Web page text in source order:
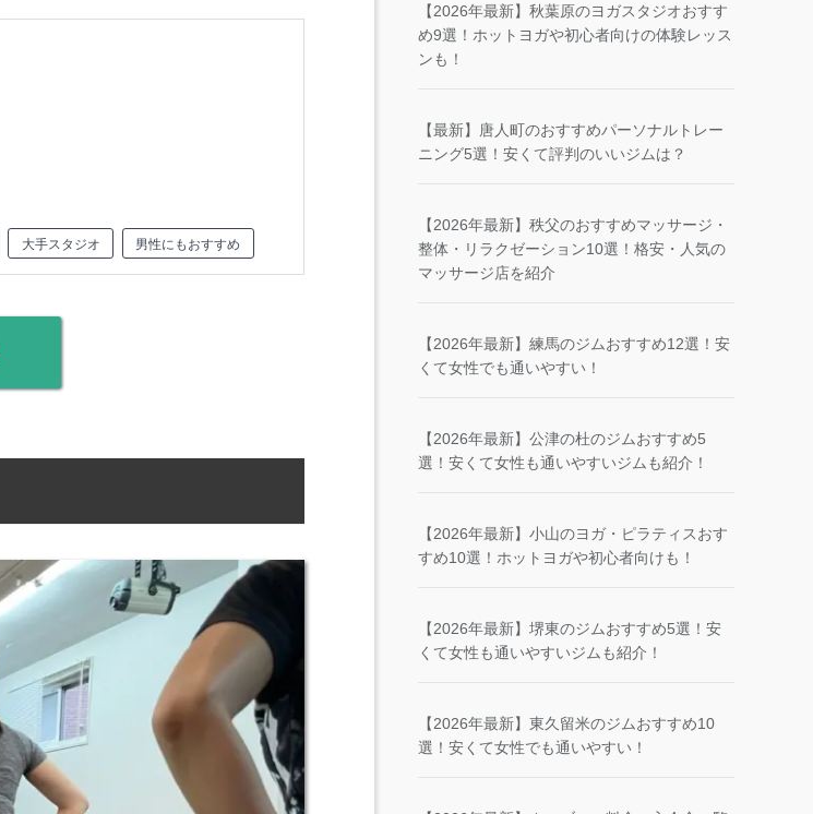
大手スタジオ 男性にもおすすめ
【2026年最新】秋葉原のヨガスタジオおすす
め9選！ホットヨガや初心者向けの体験レッス
ンも！
【最新】唐人町のおすすめパーソナルトレー
ニング5選！安くて評判のいいジムは？
【2026年最新】秩父のおすすめマッサージ・
整体・リラクゼーション10選！格安・人気の
マッサージ店を紹介
【2026年最新】練馬のジムおすすめ12選！安
くて女性でも通いやすい！
【2026年最新】公津の杜のジムおすすめ5
選！安くて女性も通いやすいジムも紹介！
【2026年最新】小山のヨガ・ピラティスおす
すめ10選！ホットヨガや初心者向けも！
【2026年最新】堺東のジムおすすめ5選！安
くて女性も通いやすいジムも紹介！
【2026年最新】東久留米のジムおすすめ10
選！安くて女性でも通いやすい！